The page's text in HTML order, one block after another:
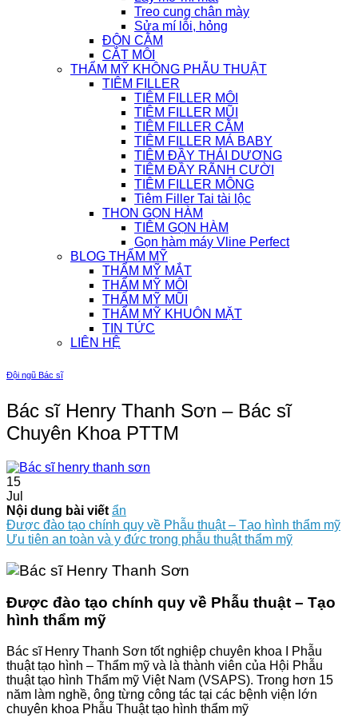
Treo cung chân mày
Sửa mí lỗi, hỏng
ĐỘN CẰM
CẮT MÔI
THẨM MỸ KHÔNG PHẪU THUẬT
TIÊM FILLER
TIÊM FILLER MÔI
TIÊM FILLER MŨI
TIÊM FILLER CẰM
TIÊM FILLER MÁ BABY
TIÊM ĐẦY THÁI DƯƠNG
TIÊM ĐẦY RÃNH CƯỜI
TIÊM FILLER MÔNG
Tiêm Filler Tai tài lộc
THON GỌN HÀM
TIÊM GỌN HÀM
Gọn hàm máy Vline Perfect
BLOG THẨM MỸ
THẨM MỸ MẮT
THẨM MỸ MÔI
THẨM MỸ MŨI
THẨM MỸ KHUÔN MẶT
TIN TỨC
LIÊN HỆ
Đội ngũ Bác sĩ
Bác sĩ Henry Thanh Sơn – Bác sĩ
Chuyên Khoa PTTM
15
Jul
Nội dung bài viết ẩn
Được đào tạo chính quy về Phẫu thuật – Tạo hình thẩm mỹ
Ưu tiên an toàn và y đức trong phẫu thuật thẩm mỹ
Được đào tạo chính quy về Phẫu thuật – Tạo
hình thẩm mỹ
Bác sĩ Henry Thanh Sơn tốt nghiệp chuyên khoa I Phẫu
thuật tạo hình – Thẩm mỹ và là thành viên của Hội Phẫu
thuật tạo hình Thẩm mỹ Việt Nam (VSAPS). Trong hơn 15
năm làm nghề, ông từng công tác tại các bệnh viện lớn
chuyên khoa Phẫu Thuật tạo hình thẩm mỹ